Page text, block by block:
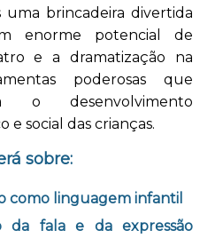
uma brincadeira divertida
enorme potencial de
e a dramatização na
poderosas que
o desenvolvimento
e social das crianças.
sobre:
como linguagem infantil
da fala e da expressão